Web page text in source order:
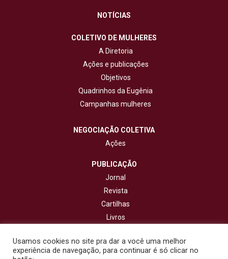
NOTÍCIAS
COLETIVO DE MULHERES
A Diretoria
Ações e publicações
Objetivos
Quadrinhos da Eugênia
Campanhas mulheres
NEGOCIAÇÃO COLETIVA
Ações
PUBLICAÇÃO
Jornal
Revista
Cartilhas
Livros
CONTATO
Usamos cookies no site pra dar a você uma melhor
experiência de navegação, para continuar é só clicar no